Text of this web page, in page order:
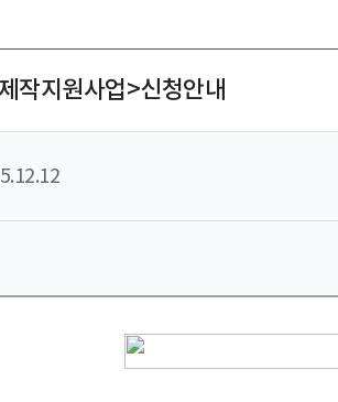
작지원사업>신청안내